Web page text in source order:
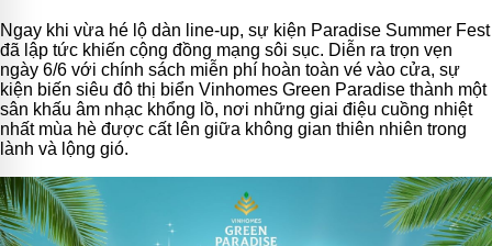
Ngay khi vừa hé lộ dàn line-up, sự kiện Paradise Summer Fest
đã lập tức khiến cộng đồng mạng sôi sục. Diễn ra trọn vẹn
ngày 6/6 với chính sách miễn phí hoàn toàn vé vào cửa, sự
kiện biến siêu đô thị biển Vinhomes Green Paradise thành một
sân khấu âm nhạc khổng lồ, nơi những giai điệu cuồng nhiệt
nhất mùa hè được cất lên giữa không gian thiên nhiên trong
lành và lộng gió.